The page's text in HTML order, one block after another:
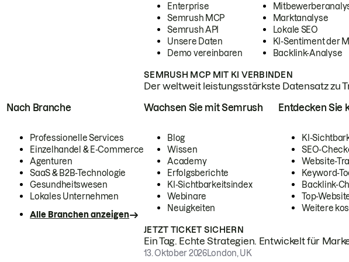
Enterprise
Semrush MCP
Semrush API
Unsere Daten
Demo vereinbaren
Marktanalyse
Lokale SEO
KI-Sentiment der
Backlink-Analyse
SEMRUSH MCP MIT KI VERBINDEN
Der weltweit leistungsstärkste Datensatz zu
Nach Branche
Professionelle Services
Einzelhandel & E-Commerce
Agenturen
SaaS & B2B-Technologie
Gesundheitswesen
Lokales Unternehmen
Alle Branchen anzeigen
Wachsen Sie mit Semrush
Blog
Wissen
Academy
Erfolgsberichte
KI-Sichtbarkeitsindex
Webinare
Neuigkeiten
Entdecken Sie
KI-
SEO-
Website-
Keyword-
Backlink-
Top-
Weitere
JETZT TICKET SICHERN
Ein Tag. Echte Strategien. Entwickelt für
13. Oktober 2026London, UK